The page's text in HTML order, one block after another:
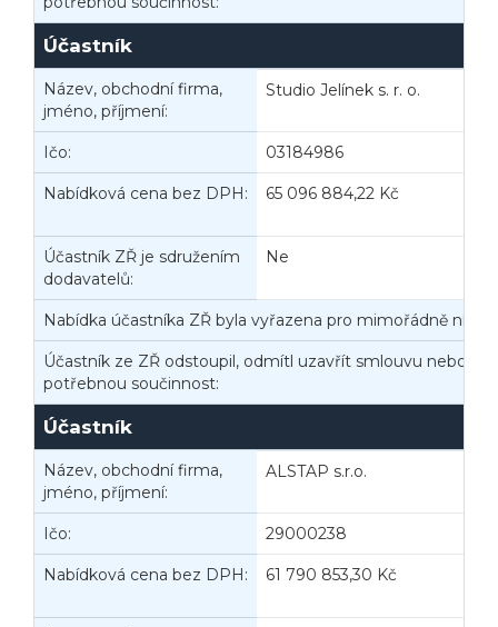
Účastník
Název, obchodní firma,
jméno, příjmení:
Studio Jelínek s. r. o.
Ičo: 03184986
Nabídková cena bez DPH: 65 096 884,22 Kč
Účastník ZŘ je sdružením
dodavatelů:
Ne
Nabídka účastníka ZŘ byla vyřazena pro mimořádně
Účastník ze ZŘ odstoupil, odmítl uzavřít smlouvu nebo
potřebnou součinnost:
Účastník
Název, obchodní firma,
jméno, příjmení:
ALSTAP s.r.o.
Ičo: 29000238
Nabídková cena bez DPH: 61 790 853,30 Kč
Veřejné zakázky Zadavatel Webináře
Poslat